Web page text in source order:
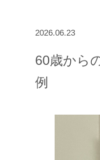
2026.06.23
60歳から
例